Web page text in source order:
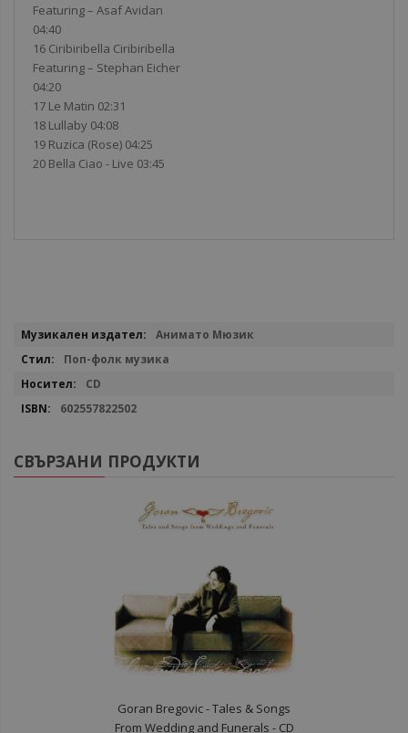
Featuring – Asaf Avidan
04:40
16 Ciribiribella Ciribiribella
Featuring – Stephan Eicher
04:20
17 Le Matin 02:31
18 Lullaby 04:08
19 Ruzica (Rose) 04:25
20 Bella Ciao - Live 03:45
Повече
Анимато Мюзик
Поп-фолк музика
CD
602557822502
СВЪРЗАНИ ПРОДУКТИ
Goran Bregovic - Tales & Songs
From Wedding and Funerals - CD